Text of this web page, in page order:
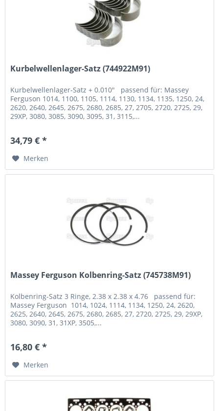
Kurbelwellenlager-Satz (744922M91)
Kurbelwellenlager-Satz + 0.010" passend für: Massey
Ferguson 1014, 1100, 1105, 1114, 1130, 1134, 1135, 1250, 24,
2620, 2640, 2645, 2675, 2680, 2685, 27, 2705, 2720, 2725, 29,
29XP, 3080, 3085, 3090, 3095, 31, 3115,...
34,79 € *
Merken
Massey Ferguson Kolbenring-Satz (745738M91)
Kolbenring-Satz 3 Ringe, 2.38 x 2.38 x 4.76 passend für:
Massey Ferguson 1014, 1024, 1114, 1134, 1250, 24, 2620,
2625, 2640, 2645, 2675, 2680, 2685, 27, 2720, 2725, 29, 29XP,
3080, 3090, 31, 31XP, 3505,...
16,80 € *
Merken